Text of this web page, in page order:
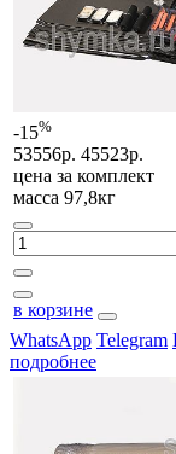
-15%
53556р. 45523р.
цена за комплект
масса 97,8кг
в корзине
WhatsApp Telegram
подробнее